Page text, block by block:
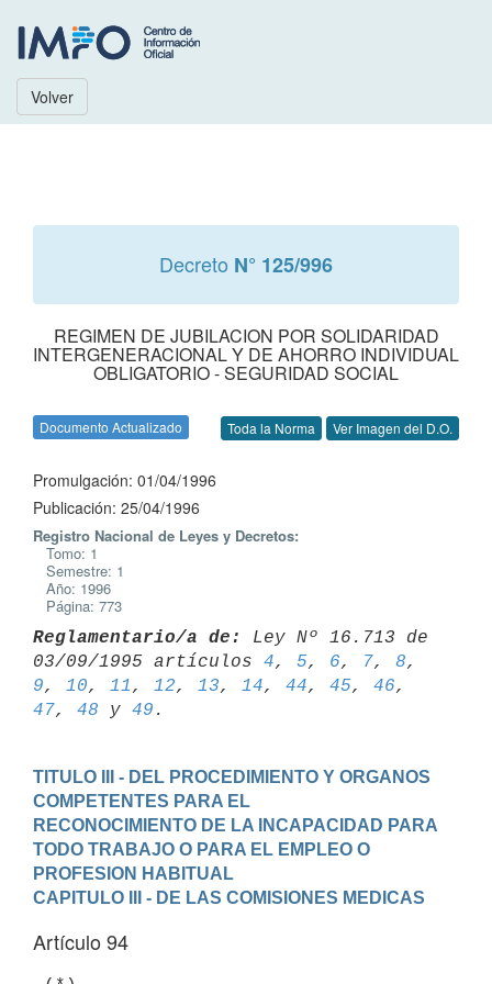
Volver
Decreto N° 125/996
REGIMEN DE JUBILACION POR SOLIDARIDAD
INTERGENERACIONAL Y DE AHORRO INDIVIDUAL
OBLIGATORIO - SEGURIDAD SOCIAL
Documento Actualizado Toda la Norma Ver Imagen del D.O.
Promulgación: 01/04/1996
Publicación: 25/04/1996
Registro Nacional de Leyes y Decretos:
Tomo: 1
Semestre: 1
Año: 1996
Página: 773
Reglamentario/a de:
Ley Nº 16.713 de
03/09/1995 artículos 4, 5, 6, 7, 8,
9, 10, 11 , 12, 13, 14, 44, 45, 46
47, 48 y 49
TITULO III - DEL PROCEDIMIENTO Y ORGANOS
COMPETENTES PARA EL
RECONOCIMIENTO DE LA INCAPACIDAD PARA
TODO TRABAJO O PARA EL EMPLEO O
PROFESION HABITUAL
CAPITULO III - DE LAS COMISIONES MEDICAS
Artículo 94